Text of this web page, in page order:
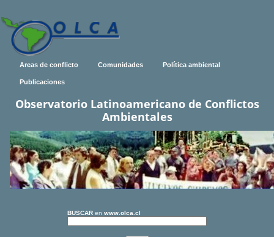
Areas de conflicto Comunidades Política ambiental
Publicaciones
Observatorio Latinoamericano de Conflictos
Ambientales
BUSCAR en www.olca.cl